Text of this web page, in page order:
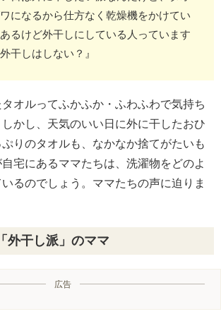
になるから仕方なく乾燥機をかけてい
るけど外干しにしている人っています
干しはしない？』
オルってふかふか・ふわふわで気持ち
かし、天気のいい日に外に干したおひ
りのタオルも、なかなか捨てがたいも
宅にあるママたちは、洗濯物をどのよ
るのでしょう。ママたちの声に迫りま
外干し派」のママ
広告